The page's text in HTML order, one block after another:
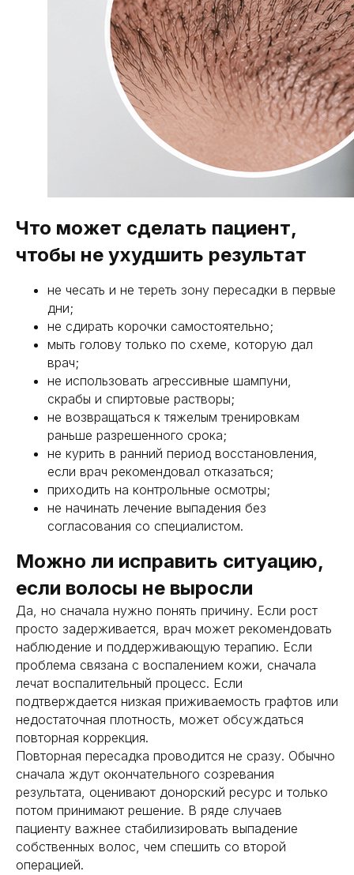
Что может сделать пациент,
чтобы не ухудшить результат
не чесать и не тереть зону пересадки в первые
дни;
не сдирать корочки самостоятельно;
мыть голову только по схеме, которую дал
врач;
не использовать агрессивные шампуни,
скрабы и спиртовые растворы;
не возвращаться к тяжелым тренировкам
раньше разрешенного срока;
не курить в ранний период восстановления,
если врач рекомендовал отказаться;
приходить на контрольные осмотры;
не начинать лечение выпадения без
согласования со специалистом.
Можно ли исправить ситуацию,
если волосы не выросли
Да, но сначала нужно понять причину. Если рост
просто задерживается, врач может рекомендовать
наблюдение и поддерживающую терапию. Если
проблема связана с воспалением кожи, сначала
лечат воспалительный процесс. Если
подтверждается низкая приживаемость графтов или
недостаточная плотность, может обсуждаться
повторная коррекция.
Повторная пересадка проводится не сразу. Обычно
сначала ждут окончательного созревания
результата, оценивают донорский ресурс и только
потом принимают решение. В ряде случаев
пациенту важнее стабилизировать выпадение
собственных волос, чем спешить со второй
операцией.
003 услуги
лица
Пластика тела
контакты
117105, г. Москва, Варшавское ш., д.14, стр.14.
Оставьте свои данные и мы свяжемся с вами
адрес
контактные данные
* запрещенная в РФ
социальная сеть
+7 (916) 004-92-62
+7
данных
Записаться на консультацию
получить консультацию